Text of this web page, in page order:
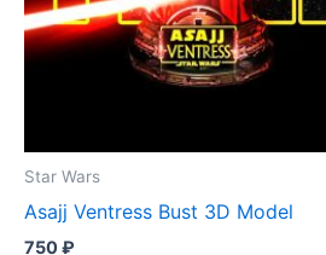
Star Wars
Asajj Ventress Bust 3D Model
750₽